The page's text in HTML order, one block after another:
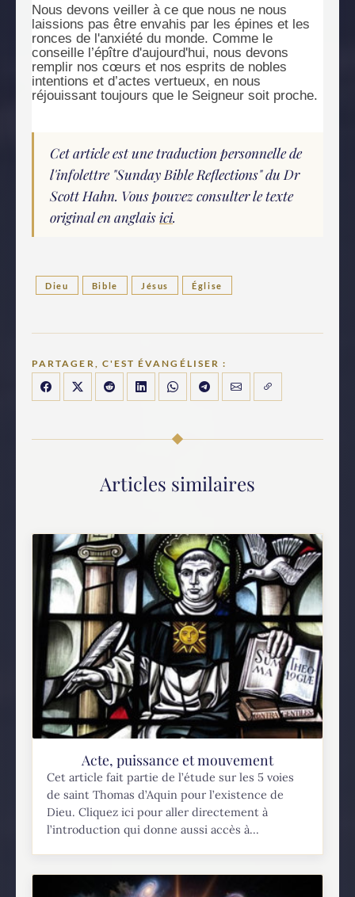
Nous devons veiller à ce que nous ne nous
laissions pas être envahis par les épines et les
ronces de l'anxiété du monde. Comme le
conseille l’épître d'aujourd'hui, nous devons
remplir nos cœurs et nos esprits de nobles
intentions et d’actes vertueux, en nous
réjouissant toujours que le Seigneur soit proche.
Cet article est une traduction personnelle de
l'infolettre "Sunday Bible Reflections" du Dr
Scott Hahn. Vous pouvez consulter le texte
original en anglaisici.
Dieu Bible Jésus Église
PARTAGER, C'EST ÉVANGÉLISER :
Articles similaires
Acte, puissance et mouvement
Cet article fait partie de l’étude sur les 5 voies
de saint Thomas d’Aquin pour l’existence de
Dieu. Cliquez ici pour aller directement à
l’introduction qui donne aussi accès à...